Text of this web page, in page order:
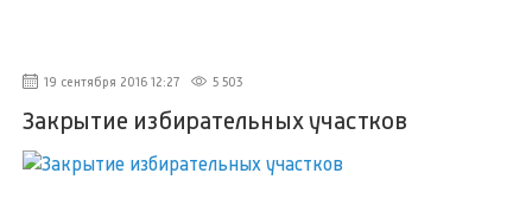
19 сентября 2016 12:27 5 503
Закрытие избирательных участков